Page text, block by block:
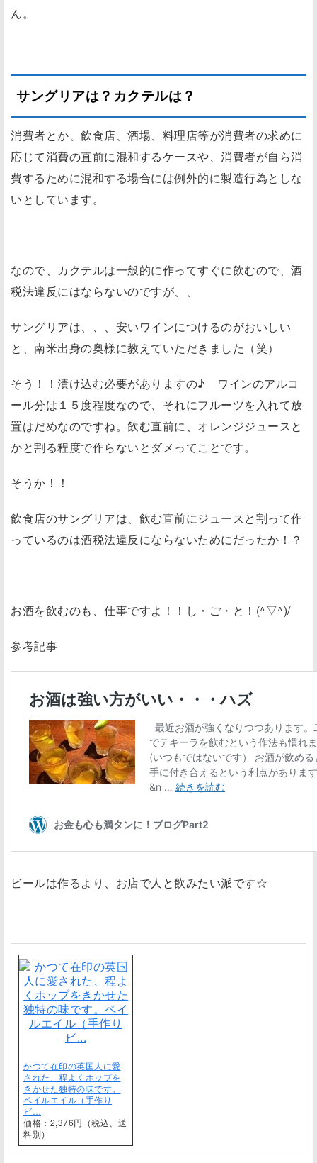
ん。
サングリアは？カクテルは？
消費者とか、飲食店、酒場、料理店等が消費者の求めに
応じて消費の直前に混和するケースや、消費者が自ら消
費するために混和する場合には例外的に製造行為としな
いとしています。
なので、カクテルは一般的に作ってすぐに飲むので、酒
税法違反にはならないのですが、、
サングリアは、、、安いワインにつけるのがおいしい
と、南米出身の奥様に教えていただきました（笑）
そう！！漬け込む必要がありますの♪ ワインのアルコ
ール分は１５度程度なので、それにフルーツを入れて放
置はだめなのですね。飲む直前に、オレンジジュースと
かと割る程度で作らないとダメってことです。
そうか！！
飲食店のサングリアは、飲む直前にジュースと割って作
っているのは酒税法違反にならないためにだったか！？
お酒を飲むのも、仕事ですよ！！し・ご・と！(^▽^)/
参考記事
ビールは作るより、お店で人と飲みたい派です☆
かつて在印の英国人に愛
された、程よくホップを
きかせた独特の味です。
ペイルエイル（手作り
ビ…
価格：2,376円（税込、送
料別）